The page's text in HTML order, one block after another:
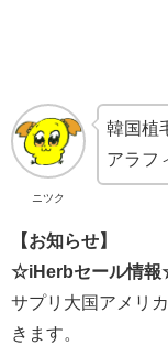
ニツク
韓国植
アラフ
【お知らせ】
☆iHerbセール情
サプリ大国アメリ
きます。